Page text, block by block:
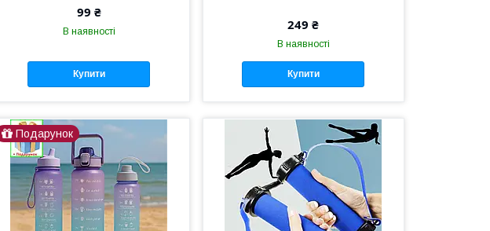
99 ₴
В наявності
Купити
249 ₴
В наявності
Купити
Подарунок